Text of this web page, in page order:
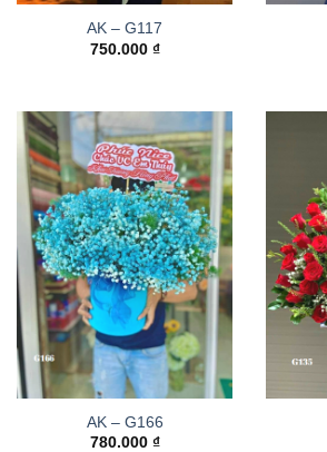
AK – G117
750.000 ₫
AK – G166
780.000 ₫